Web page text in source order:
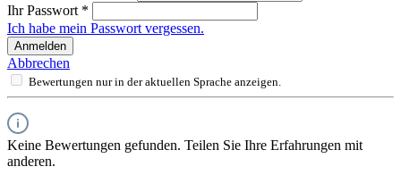
Ihr Passwort *
Ich habe mein Passwort vergessen.
Anmelden
Abbrechen
Bewertungen nur in der aktuellen Sprache anzeigen.
Keine Bewertungen gefunden. Teilen Sie Ihre Erfahrungen mit
anderen.